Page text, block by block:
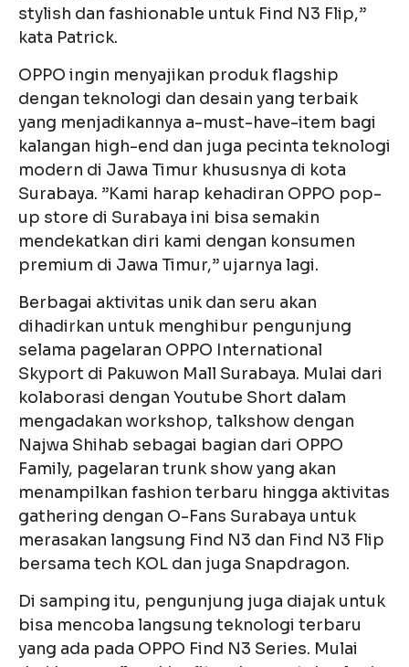
stylish dan fashionable untuk Find N3 Flip,”
kata Patrick.
OPPO ingin menyajikan produk flagship
dengan teknologi dan desain yang terbaik
yang menjadikannya a-must-have-item bagi
kalangan high-end dan juga pecinta teknologi
modern di Jawa Timur khususnya di kota
Surabaya. ”Kami harap kehadiran OPPO pop-
up store di Surabaya ini bisa semakin
mendekatkan diri kami dengan konsumen
premium di Jawa Timur,” ujarnya lagi.
Berbagai aktivitas unik dan seru akan
dihadirkan untuk menghibur pengunjung
selama pagelaran OPPO International
Skyport di Pakuwon Mall Surabaya. Mulai dari
kolaborasi dengan Youtube Short dalam
mengadakan workshop, talkshow dengan
Najwa Shihab sebagai bagian dari OPPO
Family, pagelaran trunk show yang akan
menampilkan fashion terbaru hingga aktivitas
gathering dengan O-Fans Surabaya untuk
merasakan langsung Find N3 dan Find N3 Flip
bersama tech KOL dan juga Snapdragon.
Di samping itu, pengunjung juga diajak untuk
bisa mencoba langsung teknologi terbaru
yang ada pada OPPO Find N3 Series. Mulai